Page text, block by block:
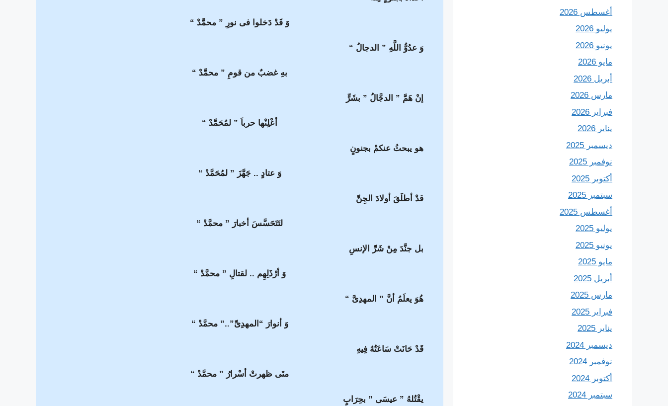
وَ قَدْ دَخلوا فى نورِ ” محمَّدْ “
وَ عدُوُّ اللَّهِ ” الدجالُ “
بهِ غضبٌ من قومِ ” محمَّدْ “
إنْ هَمَّ ” الدجَّالُ ” بشَرٍّ
أعْلِنْها حرباَ ” لمُحَمَّدْ “
هو يبحثُ عنكمْ بجنونٍ
وَ عتادٍ .. جَهَّزَ ” لمُحَمَّدْ “
قدْ أطلَقَ أولادَ الجِنِّ
لتَتَحَسَّسَ أخبارَ ” محمَّدْ “
بل جنَّدَ مِنْ شَرِّ الإنسِ
وَ أرْذَلِهِم .. لقتالِ ” محمَّدْ “
هُوَ يعلَمُ أنَّ ” المهدِىَّ “
وَ أنوارَ “المهدِىِّ”..” محمَّدْ “
قَدْ حَانَتْ سَاعَتُهُ فِيهِ
متَى ظهرتْ أسْرارُ ” محمَّدْ “
يقْتُلهُ ” عيسَى ” بحِرَابٍ
أغسطس 2026
يوليو 2026
يونيو 2026
مايو 2026
أبريل 2026
مارس 2026
فبراير 2026
يناير 2026
ديسمبر 2025
نوفمبر 2025
أكتوبر 2025
سبتمبر 2025
أغسطس 2025
يوليو 2025
يونيو 2025
مايو 2025
أبريل 2025
مارس 2025
فبراير 2025
يناير 2025
ديسمبر 2024
نوفمبر 2024
أكتوبر 2024
سبتمبر 2024